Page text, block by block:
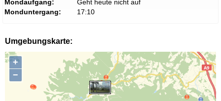
Mondaufgang:
Geht heute nicht auf
Monduntergang:
17:10
Umgebungskarte:
+
−